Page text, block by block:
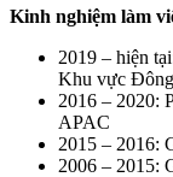
Kinh nghiệm làm
2019 – hiện
Khu vực
2016 – 2020:
APAC
2015 – 2016:
2006 – 2015: